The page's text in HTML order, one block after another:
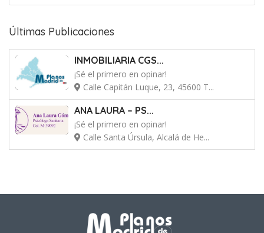
Últimas Publicaciones
INMOBILIARIA CGS...
¡Sé el primero en opinar!
Calle Capitán Luque, 23, 45600 T...
ANA LAURA – PS...
¡Sé el primero en opinar!
Calle Santa Úrsula, Alcalá de He...